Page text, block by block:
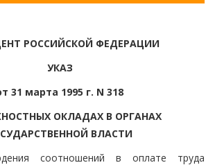
РОССИЙСКОЙ ФЕДЕРАЦИИ
УКАЗ
31 марта 1995 г. N 318
ОКЛАДАХ В ОРГАНАХ
ВЛАСТИ
соотношений в оплате труда